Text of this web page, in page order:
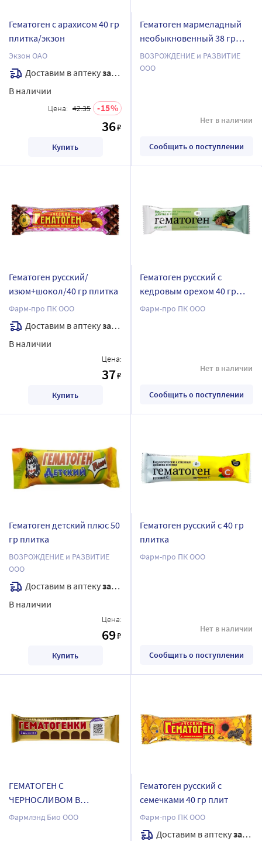
Гематоген с арахисом 40 гр
плитка/экзон
Экзон ОАО
Доставим в аптекузавтра
В наличии
Цена: 42.35 15
36₽
Купить
Гематоген мармеладный
необыкновенный 38 гр
плитка
ВОЗРОЖДЕНИЕ и РАЗВИТИЕ
ООО
Нет в наличии
Сообщить о поступлении
Гематоген русский/
изюм+шокол/40 гр плитка
Фарм-про ПК ООО
Доставим в аптекузавтра
В наличии
Цена:
37₽
Купить
Гематоген русский с
кедровым орехом 40 гр
плитка
Фарм-про ПК ООО
Нет в наличии
Сообщить о поступлении
Гематоген детский плюс 50
гр плитка
ВОЗРОЖДЕНИЕ и РАЗВИТИЕ
ООО
Доставим в аптекузавтра
В наличии
Цена:
69₽
Купить
Гематоген русский с 40 гр
плитка
Фарм-про ПК ООО
Нет в наличии
Сообщить о поступлении
ГЕМАТОГЕН С
ЧЕРНОСЛИВОМ В
ШОКОЛАДНОЙ ГЛАЗУРИ
Фармлэнд Био ООО
Гематоген русский с
семечками 40 гр плит
Фарм-про ПК ООО
Доставим в аптекузавтра